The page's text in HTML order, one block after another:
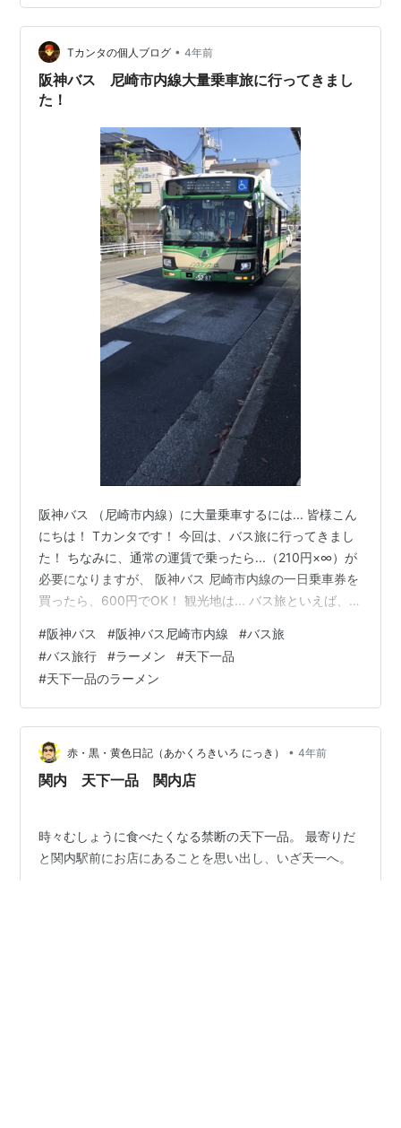
でも天下一品を食べたかったわけです(;_;) 天一！！！ た
だいまー－－－…
Tカンタの個人ブログ • 4年前
阪神バス 尼崎市内線大量乗車旅に行ってきまし
た！
阪神バス （尼崎市内線）に大量乗車するには... 皆様こん
にちは！ Tカンタです！ 今回は、バス旅に行ってきまし
た！ ちなみに、通常の運賃で乗ったら...（210円×∞）が
必要になりますが、 阪神バス 尼崎市内線の一日乗車券を
買ったら、600円でOK！ 観光地は... バス旅といえば、観
（尼崎城・キューズモール・アマドゥなど）がありま
す。 特に、尼崎城は最近できた有名な城なので、ぜひ行
ってみてください！ （ちなみに僕は、バスだけの旅です
ww) 画像集 阪神バス 尼崎市内線旅 ちなみにお昼ご飯
は... お昼ごはんは、阪神尼崎駅周辺にあるラーメン屋…
#阪神バス #阪神バス尼崎市内線 #バス旅
#バス旅行 #ラーメン #天下一品
#天下一品のラーメン
赤・黒・黄色日記（あかくろきいろ にっき） • 4年前
関内 天下一品 関内店